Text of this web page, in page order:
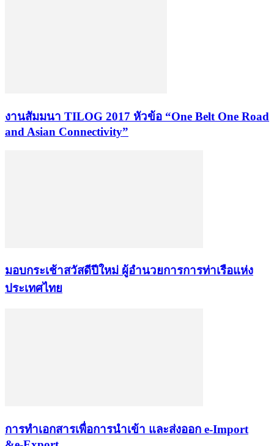
งานสัมมนา TILOG 2017 หัวข้อ “One Belt One Road
and Asian Connectivity”
มอบกระเช้าสวัสดีปีใหม่ ผู้อำนวยการการท่าเรือแห่ง
ประเทศไทย
การทำเอกสารเพื่อการนำเข้า และส่งออก e-Import